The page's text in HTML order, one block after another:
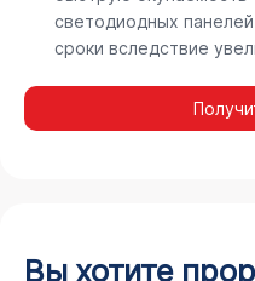
светодиодных
сроки вследствие
Вы хотите